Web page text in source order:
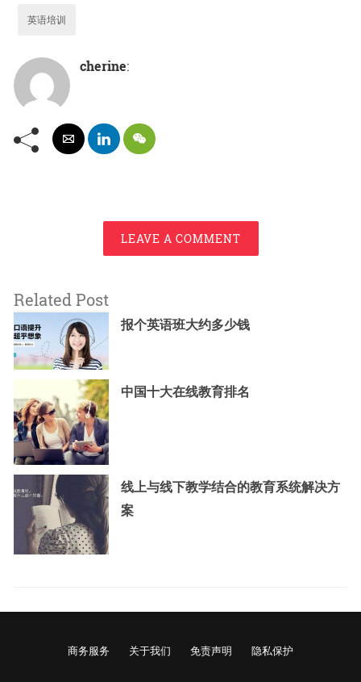
英语培训
cherine:
LEAVE A COMMENT
Related Post
报个英语班大约多少钱
中国十大在线教育排名
线上与线下教学结合的教育系统解决方
案
商务服务 关于我们 免责声明 隐私保护